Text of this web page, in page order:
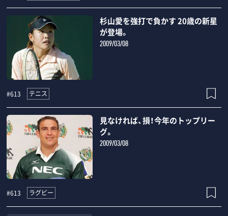
杉山愛を強打で負かす 20歳の新星
が登場。
2009/03/08
#613 テニス
見なければ、損！今年のトップリー
グ。
2009/03/08
#613 ラグビー